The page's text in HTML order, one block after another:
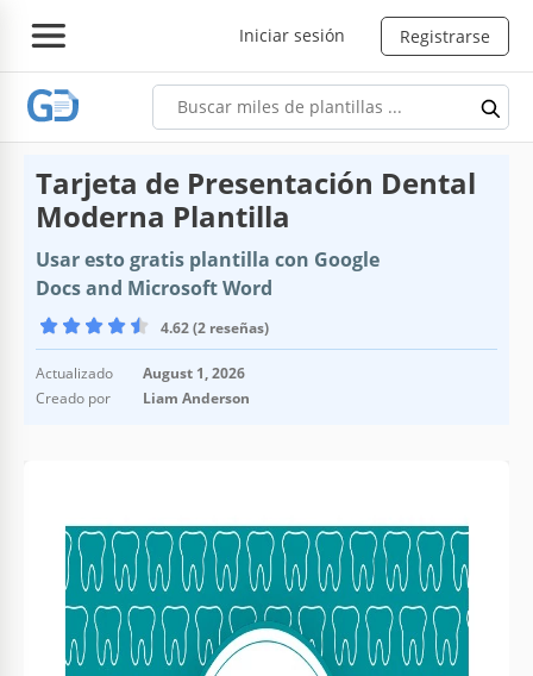
Iniciar sesión Registrarse
Tarjeta de Presentación Dental
Moderna Plantilla
Usar esto gratis plantilla con Google
Docs and Microsoft Word
4.62 (2 reseñas)
Actualizado
August 1, 2026
Creado por
Liam Anderson